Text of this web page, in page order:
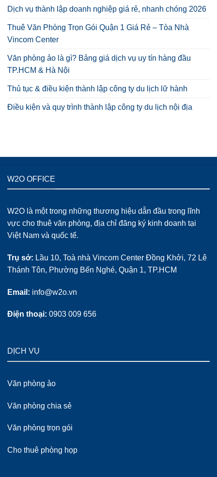
Dịch vụ thành lập doanh nghiệp giá rẻ, nhanh chóng 2026
Thuê Văn Phòng Trọn Gói Quận 1 Giá Rẻ – Tòa Nhà
Vincom Center
Văn phòng ảo là gì? Bảng giá dịch vụ uy tín hàng đầu
TP.HCM & Hà Nội
Thủ tục & điều kiện thành lập công ty du lịch lữ hành
Điều kiện và quy trình thành lập công ty du lịch nội địa
W2O OFFICE
W2O là một trong những thương hiệu dẫn đầu trong lĩnh
vực cho thuê văn phòng, địa chỉ đăng ký kinh doanh tại
Việt Nam và quốc tế.
Trụ sở: Lầu 10, Toà nhà Vincom Center Đồng Khởi, 72 Lê
Thánh Tôn, Phường Bến Nghé, Quận 1, TP.HCM
Email: info@w2o.vn
Điện thoại: 0903 009 656
DỊCH VỤ
Văn phòng ảo
Văn phòng chia sẻ
Văn phòng trọn gói
Cho thuê phòng họp